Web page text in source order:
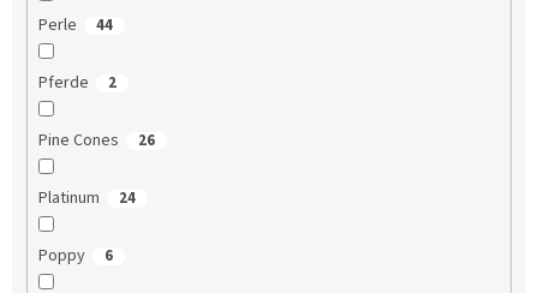
Perle 44
Pferde 2
Pine Cones 26
Platinum 24
Poppy 6